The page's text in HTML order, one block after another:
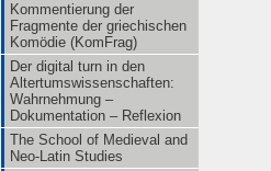
Kommentierung der
Fragmente der griechischen
Komödie (KomFrag)
Der digital turn in den
Altertumswissenschaften:
Wahrnehmung –
Dokumentation – Reflexion
The School of Medieval and
Neo-Latin Studies